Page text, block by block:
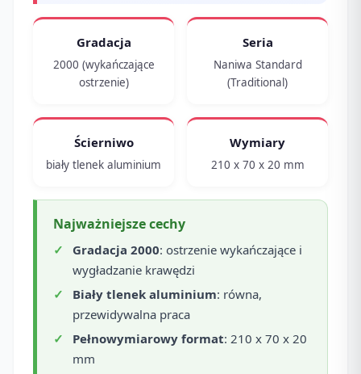
Gradacja
2000 (wykańczające
ostrzenie)
Seria
Naniwa Standard
(Traditional)
Ścierniwo
biały tlenek aluminium
Wymiary
210 x 70 x 20 mm
Najważniejsze cechy
Gradacja 2000: ostrzenie wykańczające i
wygładzanie krawędzi
Biały tlenek aluminium: równa,
przewidywalna praca
Pełnowymiarowy format: 210 x 70 x 20
mm